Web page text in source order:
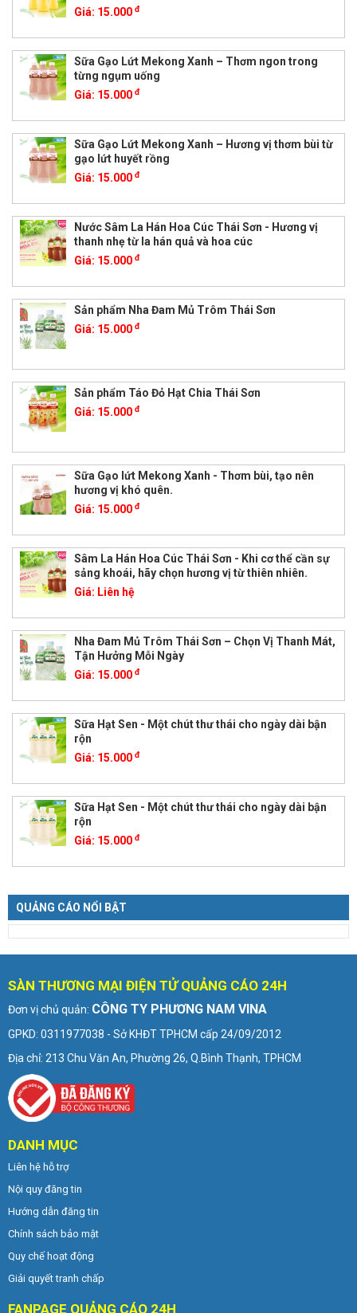
Giá: 15.000 đ
Sữa Gạo Lứt Mekong Xanh – Thơm ngon trong
từng ngụm uống
Giá: 15.000 đ
Sữa Gạo Lứt Mekong Xanh – Hương vị thơm bùi từ
gạo lứt huyết rồng
Giá: 15.000 đ
Nước Sâm La Hán Hoa Cúc Thái Sơn - Hương vị
thanh nhẹ từ la hán quả và hoa cúc
Giá: 15.000 đ
Sản phẩm Nha Đam Mủ Trôm Thái Sơn
Giá: 15.000 đ
Sản phẩm Táo Đỏ Hạt Chia Thái Sơn
Giá: 15.000 đ
Sữa Gạo lứt Mekong Xanh - Thơm bùi, tạo nên
hương vị khó quên.
Giá: 15.000 đ
Sâm La Hán Hoa Cúc Thái Sơn - Khi cơ thể cần sự
sảng khoái, hãy chọn hương vị từ thiên nhiên.
Giá: Liên hệ
Nha Đam Mủ Trôm Thái Sơn – Chọn Vị Thanh Mát,
Tận Hưởng Mỗi Ngày
Giá: 15.000 đ
Sữa Hạt Sen - Một chút thư thái cho ngày dài bận
rộn
Giá: 15.000 đ
Sữa Hạt Sen - Một chút thư thái cho ngày dài bận
rộn
Giá: 15.000 đ
QUẢNG CÁO NỔI BẬT
SÀN THƯƠNG MẠI ĐIỆN TỬ QUẢNG CÁO 24H
Đơn vị chủ quản: CÔNG TY PHƯƠNG NAM VINA
GPKD: 0311977038 - Sở KHĐT TPHCM cấp 24/09/2012
Địa chỉ: 213 Chu Văn An, Phường 26, Q.Bình Thạnh, TPHCM
DANH MỤC
Liên hệ hỗ trợ
Nội quy đăng tin
Hướng dẫn đăng tin
Chính sách bảo mật
Quy chế hoạt động
Giải quyết tranh chấp
FANPAGE QUẢNG CÁO 24H